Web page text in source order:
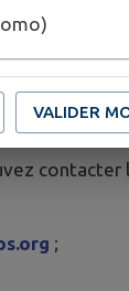
;
VALIDER